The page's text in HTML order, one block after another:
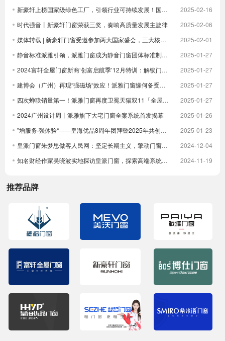
新豪轩上榜国家级绿色工厂，引领行业可持续发展！国家级荣誉 1！
2025-02-16
时代强音丨新豪轩门窗荣获三奖，奏响高质量发展主旋律
2025-02-06
媒体转载 | 新豪轩门窗受邀参加两大国家盛会，三大核心优势驱动企业发展
2025-02-01
静音标准派雅引领，派雅门窗成为静音门窗团体标准制定者
2025-01-27
2024富轩全屋门窗新商‘创富启航季’12月特训：解锁门窗界新航海图，共铸辉煌未来篇章
2025-01-27
建博会（广州）再现“强磁场“效应！派雅门窗缘何备受青睐？
2025-01-27
四次蝉联销量第一！派雅门窗再度卫冕天猫双11「全屋定制窗类目全周期热销第一」
2025-01-27
2024广州设计周丨派雅旗下大宅门窗全案系统首发揭幕
2025-01-26
"增服务·强体验“——皇海优品8周年团拜暨2025年共创大会圆满举行
2025-01-23
皇派门窗朱梦思做客人民网：坚定长期主义，擎动门窗高质量发展
2024-12-04
知名财经作家吴晓波实地探访皇派门窗，探索高端系统门窗智造实力，深入体验高端隔音门窗
2024-11-19
推荐品牌